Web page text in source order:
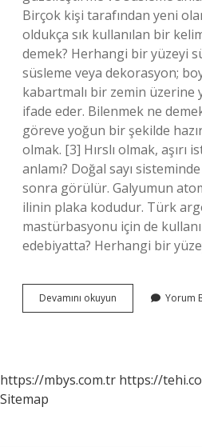
Birçok kişi tarafından yeni
oldukça sık kullanılan bir
demek? Herhangi bir yüzeyi
süsleme veya dekorasyon;
kabartmalı bir zemin üzerine
ifade eder. Bilenmek ne
göreve yoğun bir şekilde
olmak. [3] Hırslı olmak, aşırı
anlamı? Doğal sayı
sonra görülür. Galyumun
ilinin plaka kodudur. Türk
mastürbasyonu için de
edebiyatta? Herhangi bir
Devamını okuyun Bezelenmek
Nedir
Yorum
https://mbys.com.tr https://
Sitemap